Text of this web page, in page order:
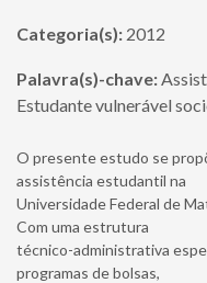
Categoria(s): 2012
Palavra(s)-chave:
Estudante vulnerável
O presente estudo se
assistência estudantil na
Universidade Federal de
Com uma estrutura
técnico-administrativa
programas de bolsas,